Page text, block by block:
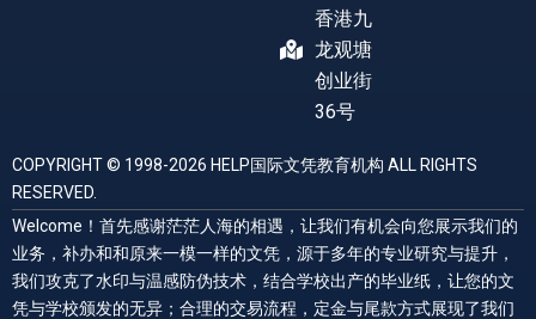
香港九
龙观塘
创业街
36号
COPYRIGHT © 1998-2026 HELP国际文凭教育机构 ALL RIGHTS
RESERVED.
Welcome！首先感谢茫茫人海的相遇，让我们有机会向您展示我们的
业务，补办和和原来一模一样的文凭，源于多年的专业研究与提升，
我们攻克了水印与温感防伪技术，结合学校出产的毕业纸，让您的文
凭与学校颁发的无异；合理的交易流程，定金与尾款方式展现了我们